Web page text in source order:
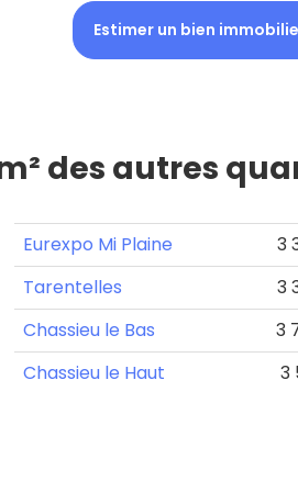
Estimer un bien
des autres
Eurexpo Mi Plaine
3
Tarentelles
3
Chassieu le Bas
3
Chassieu le Haut
3